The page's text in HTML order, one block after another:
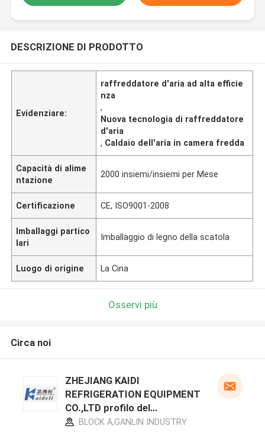
DESCRIZIONE DI PRODOTTO
Evidenziare:
raffreddatore d'aria ad alta efficie
nza
,
Nuova tecnologia di raffreddatore
d'aria
, Caldaio dell'aria in camera fredda
Capacità di alime
ntazione
2000 insiemi/insiemi per Mese
Certificazione CE, ISO9001-2008
Imballaggi partico
lari
Imballaggio di legno della scatola
Luogo di origine La Cina
Osservi più
Circa noi
ZHEJIANG KAIDI
REFRIGERATION EQUIPMENT
CO.,LTD profilo del
produttore
BLOCK A,GANLIN INDUSTRY